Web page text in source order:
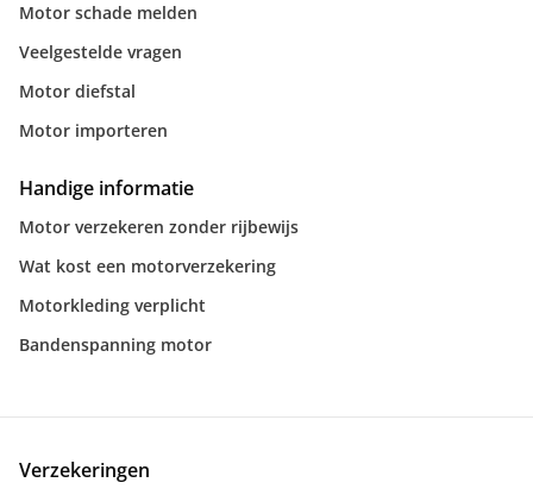
Motor schade melden
Veelgestelde vragen
Motor diefstal
Motor importeren
Handige informatie
Motor verzekeren zonder rijbewijs
Wat kost een motorverzekering
Motorkleding verplicht
Bandenspanning motor
Verzekeringen